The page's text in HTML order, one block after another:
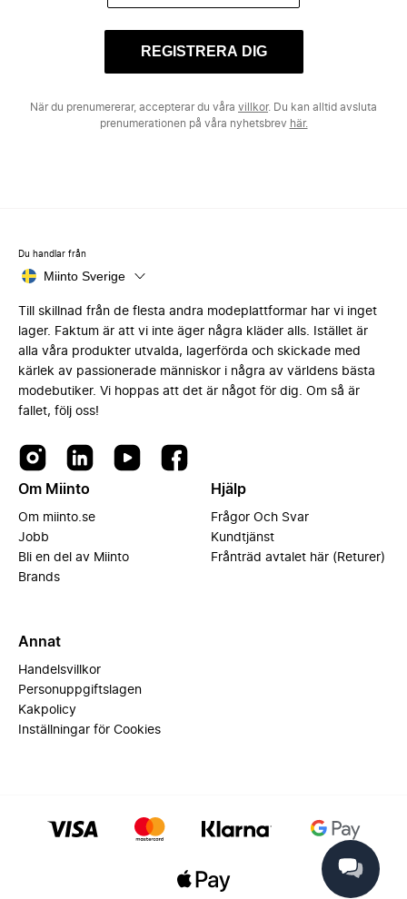
REGISTRERA DIG
När du prenumererar, accepterar du våra villkor. Du kan alltid avsluta
prenumerationen på våra nyhetsbrev här.
Du handlar från
Miinto Sverige
Till skillnad från de flesta andra modeplattformar har vi inget
lager. Faktum är att vi inte äger några kläder alls. Istället är
alla våra produkter utvalda, lagerförda och skickade med
kärlek av passionerade människor i några av världens bästa
modebutiker. Vi hoppas att det är något för dig. Om så är
fallet, följ oss!
Om Miinto
Om miinto.se
Jobb
Bli en del av Miinto
Brands
Hjälp
Frågor Och Svar
Kundtjänst
Frånträd avtalet här (Returer)
Annat
Handelsvillkor
Personuppgiftslagen
Kakpolicy
Inställningar för Cookies